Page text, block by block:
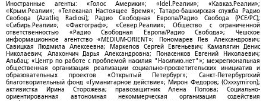
Иностранные агенты: «Голос Америки»; «Idel.Реалии»; «Кавказ.Реалии»;
«Крым.Реалии»; «Телеканал Настоящее Время»; Татаро-башкирская служба Радио
Свобода (Azatliq Radiosi); Радио Свободная Европа/Радио Свобода (PCE/PC);
«Сибирь.Реалии»; «Фактограф»; «Север.Реалии»; Общество с ограниченной
ответственностью «Радио Свободная Европа/Радио Свобода»; Чешское
информационное агентство «MEDIUM-ORIENT»; Пономарев Лев Александрович;
Савицкая Людмила Алексеевна; Маркелов Сергей Евгеньевич; Камалягин Денис
Николаевич; Апахончич Дарья Александровна; Понасенков Евгений Николаевич;
Альбац; «Центр по работе с проблемой насилия "Насилию.нет"»; межрегиональная
общественная организация реализации социально-просветительских инициатив и
образовательных проектов «Открытый Петербург»; Санкт-Петербургский
благотворительный фонд «Гуманитарное действие»; Мирон Федоров; (Oxxxymiron);
активистка Ирина Сторожева; правозащитник Алена Попова; Социально-
ориентированная автономная некоммерческая организация содействия